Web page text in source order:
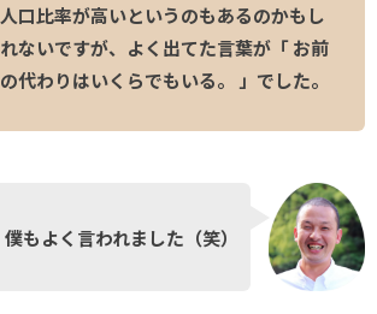
人口比率が高いというのもあるのかもし
れないですが、よく出てた言葉が「 お前
の代わりはいくらでもいる。 」でした。
僕もよく言われました（笑）